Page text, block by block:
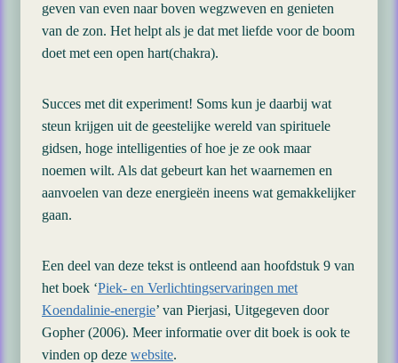
geven van even naar boven wegzweven en genieten
van de zon. Het helpt als je dat met liefde voor de boom
doet met een open hart(chakra).
Succes met dit experiment! Soms kun je daarbij wat
steun krijgen uit de geestelijke wereld van spirituele
gidsen, hoge intelligenties of hoe je ze ook maar
noemen wilt. Als dat gebeurt kan het waarnemen en
aanvoelen van deze energieën ineens wat gemakkelijker
gaan.
Een deel van deze tekst is ontleend aan hoofdstuk 9 van
het boek ‘Piek- en Verlichtingservaringen met
Koendalinie-energie’ van Pierjasi, Uitgegeven door
Gopher (2006). Meer informatie over dit boek is ook te
vinden op deze website.